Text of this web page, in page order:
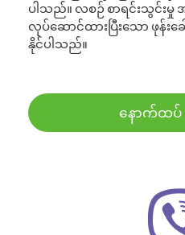
ပါသည်။ လစဉ် စာရင်းသွင်း
လုပ်ဆောင်ထားပြီးသော ဖုန်း
နိုင်ပါသည်။
နောက်ထပ်